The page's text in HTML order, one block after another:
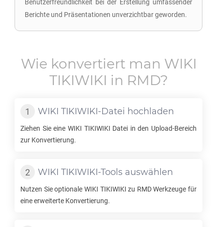
Benutzerfreundlichkeit bei der Erstellung umfassender
Berichte und Präsentationen unverzichtbar geworden.
Wie konvertiert man WIKI
TIKIWIKI in RMD?
WIKI TIKIWIKI-Datei hochladen
Ziehen Sie eine WIKI TIKIWIKI Datei in den Upload-Bereich
zur Konvertierung.
WIKI TIKIWIKI-Tools auswählen
Nutzen Sie optionale WIKI TIKIWIKI zu RMDWerkzeuge für
eine erweiterte Konvertierung.